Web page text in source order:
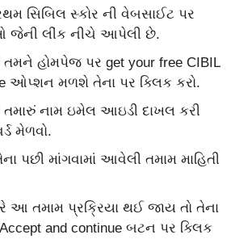
સિબિલ સ્કોર ની વેબસાઈટ પર
જેની લીંક નીચે આપેલી છે.
હોમપેજ પર get your free CIBIL
ઓપ્શન મળશે તેના પર ક્લિક કરો.
નામ ઇમેલ આઇડી દાખલ કરી
મેળવો.
પછી માંગવામાં આવેલી તમામ માહિતી
આ તમામ પ્રક્રિયા થઈ જાય તો તેના
and continue બટન પર ક્લિક